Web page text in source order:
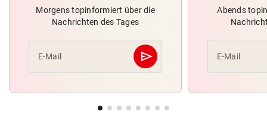
Morgens topinformiert über die
Nachrichten des Tages
E-Mail send
Abschicken
Abends
E-Mail